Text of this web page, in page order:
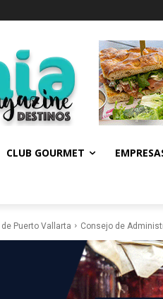
CLUB GOURMET
Puerto Vallarta Consejo de